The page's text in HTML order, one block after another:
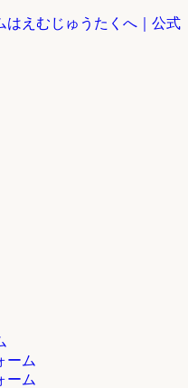
ーム
ーム